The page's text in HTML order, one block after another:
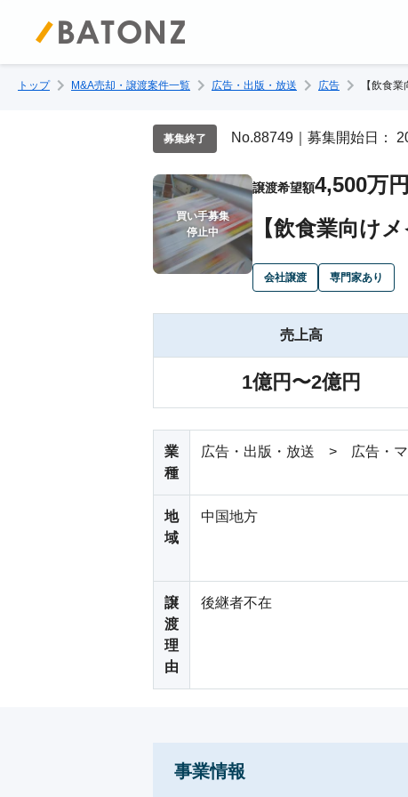
トップ M&A売却・譲渡案件一覧 広告・出版・放送 広告 【飲食
募集終了 No.88749｜募集開始日：
買い手募集
停止中
譲渡希望額4,500万円
【飲食業向け
会社譲渡 専門家あり
売上高
1億円〜2億円
業
種
広告・出版・放送 > 広告・
地
域
中国地方
譲
渡
理
由
後継者不在
事業情報